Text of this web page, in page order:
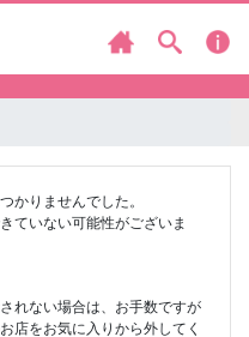
かりませんでした。
ていない可能性がございま
れない場合は、お手数ですが
店をお気に入りから外してく